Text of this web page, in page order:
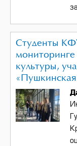
Студенты
культуры,
«Пушкинская